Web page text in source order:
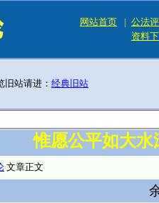
网站首页 | 公法
资料
站请进： 经典旧站
惟愿公平如大
文章正文